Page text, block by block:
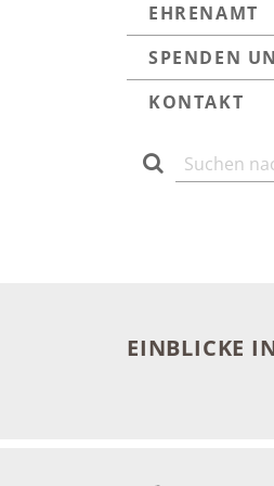
EHRENAMT
SPENDEN
KONTAKT
EINBLICKE